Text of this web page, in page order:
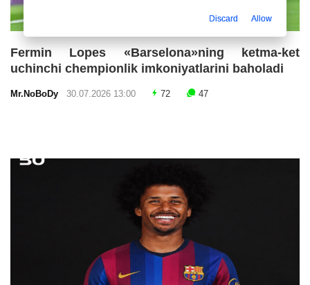
Fermin Lopes «Barselona»ning ketma-ket
uchinchi chempionlik imkoniyatlarini baholadi
Mr.NoBoDy 30.07.2026 13:00 72 47
Discard Allow